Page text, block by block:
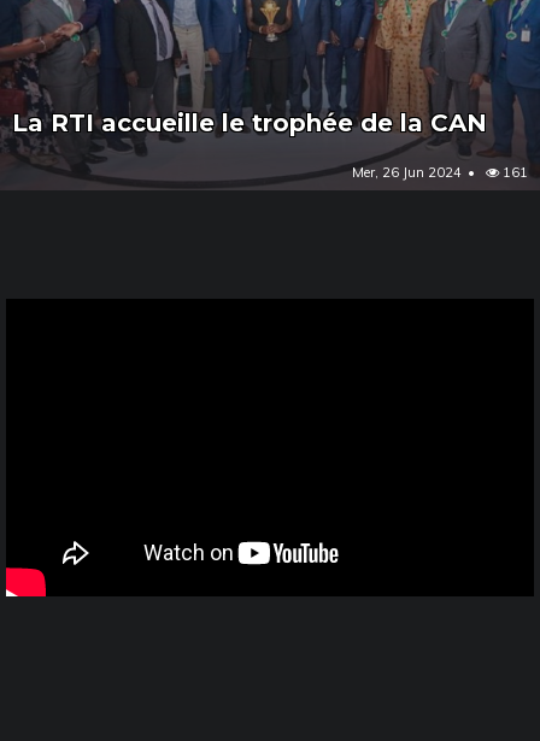
La RTI accueille le trophée de la CAN
Mer, 26 Jun 2024 161